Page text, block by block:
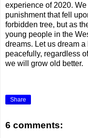
experience of 2020.
punishment that fell
forbidden tree, but as
young people in the
dreams. Let us dream
peacefully, regardless
we will grow old better.
Share
6 comments: